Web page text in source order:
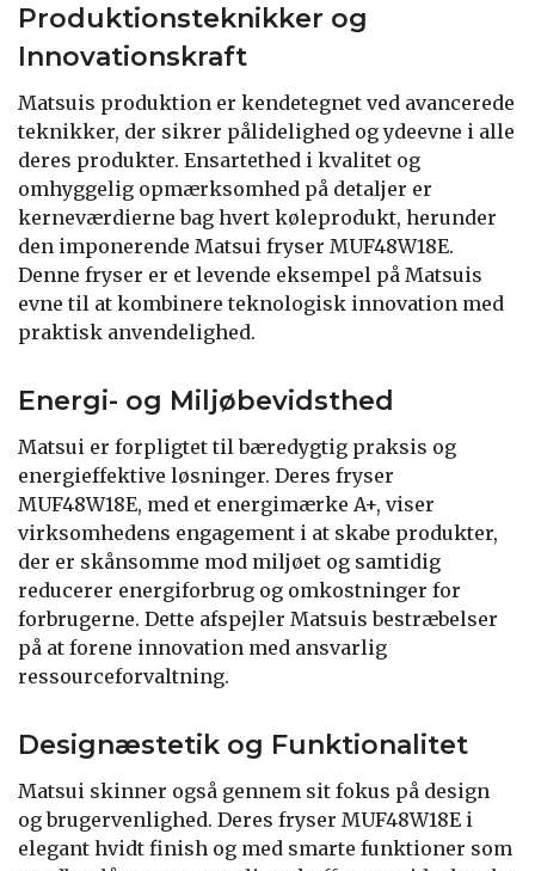
Produktionsteknikker og
Innovationskraft
Matsuis produktion er kendetegnet ved avancerede
teknikker, der sikrer pålidelighed og ydeevne i alle
deres produkter. Ensartethed i kvalitet og
omhyggelig opmærksomhed på detaljer er
kerneværdierne bag hvert køleprodukt, herunder
den imponerende Matsui fryser MUF48W18E.
Denne fryser er et levende eksempel på Matsuis
evne til at kombinere teknologisk innovation med
praktisk anvendelighed.
Energi- og Miljøbevidsthed
Matsui er forpligtet til bæredygtig praksis og
energieffektive løsninger. Deres fryser
MUF48W18E, med et energimærke A+, viser
virksomhedens engagement i at skabe produkter,
der er skånsomme mod miljøet og samtidig
reducerer energiforbrug og omkostninger for
forbrugerne. Dette afspejler Matsuis bestræbelser
på at forene innovation med ansvarlig
ressourceforvaltning.
Designæstetik og Funktionalitet
Matsui skinner også gennem sit fokus på design
og brugervenlighed. Deres fryser MUF48W18E i
elegant hvidt finish og med smarte funktioner som